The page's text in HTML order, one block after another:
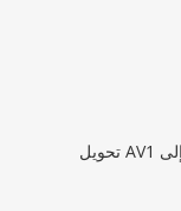
تحويل AV1 إلى CAF عبر convertio.co — سريع وآمن